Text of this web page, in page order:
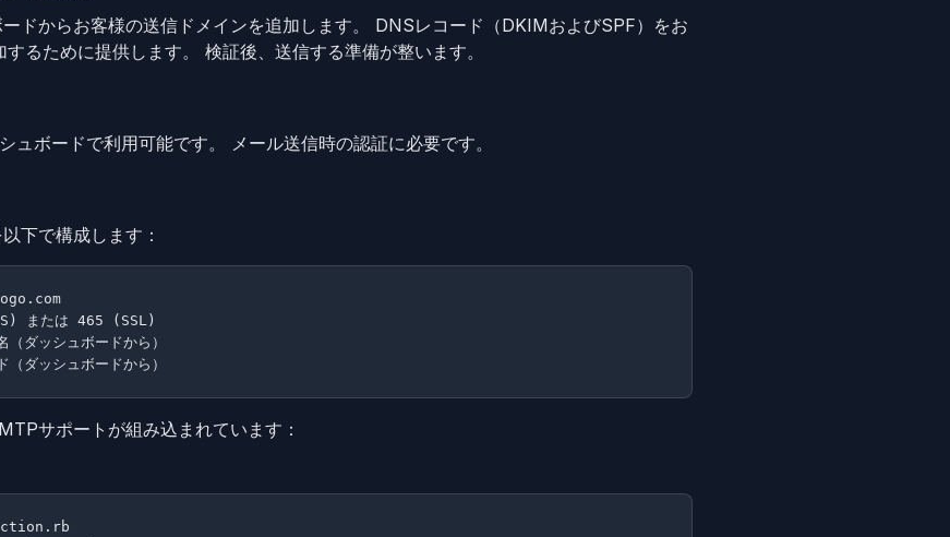
ドからお客様の送信ドメインを追加します。 DNSレコード（DKIMおよびSPF）をお
るために提供します。 検証後、送信する準備が整います。
ボードで利用可能です。 メール送信時の認証に必要です。
下で構成します：
または 465 (SSL)
ッシュボードから）
ッシュボードから）
サポートが組み込まれています：